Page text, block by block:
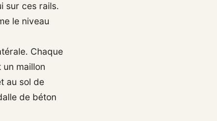
sur ces rails.
le niveau
Chaque
maillon
au sol de
de béton